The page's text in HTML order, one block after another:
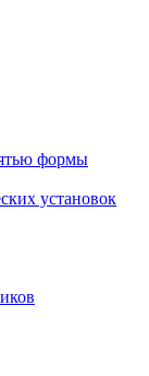
формы
установок